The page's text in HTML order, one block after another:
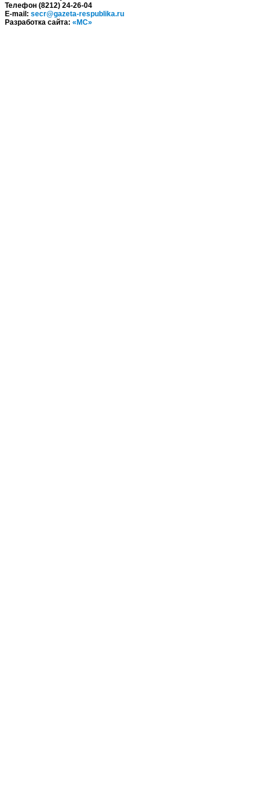
Телефон (8212) 24-26-04
E-mail: secr@gazeta-respublika.ru
Разработка сайта: «МС»